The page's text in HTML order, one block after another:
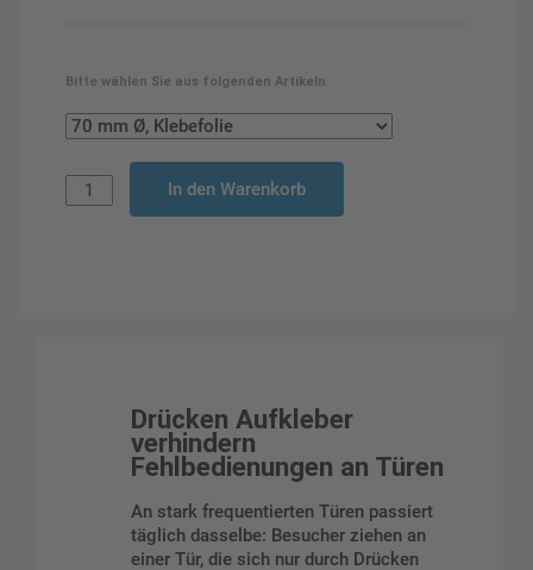
Bitte wählen Sie aus folgenden Artikeln
In den Warenkorb
Drücken Aufkleber
verhindern
Fehlbedienungen an Türen
An stark frequentierten Türen passiert
täglich dasselbe: Besucher ziehen an
einer Tür, die sich nur durch Drücken